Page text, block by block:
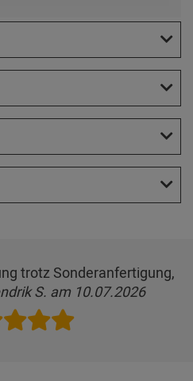
trotz Sonderanfertigung,
S. am 10.07.2026